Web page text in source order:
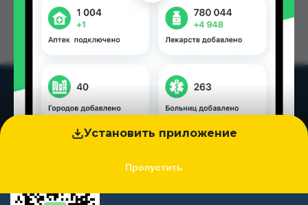
Установить приложение
Пропустить